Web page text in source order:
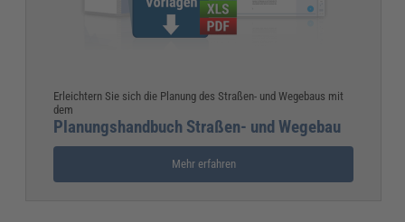
Erleichtern Sie sich die Planung des Straßen- und Wegebaus mit
dem
Planungshandbuch Straßen- und Wegebau
Mehr erfahren